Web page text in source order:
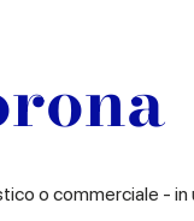
o commerciale - in